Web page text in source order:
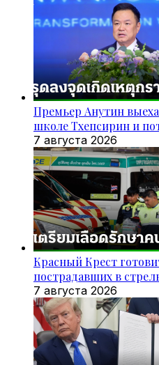
Премьер Анутин
школе Тхепсирин и
7 августа 2026
Красный Крест
пострадавших в
7 августа 2026